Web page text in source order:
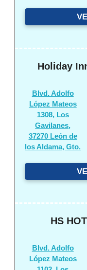
Holiday
Blvd. Adolfo
López Mateos
1308, Los
Gavilanes,
37270 León de
los Aldama, Gto.
HS
Blvd. Adolfo
López Mateos